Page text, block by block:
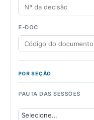
E-DOC
POR SEÇÃO
PAUTA DAS SESSÕES